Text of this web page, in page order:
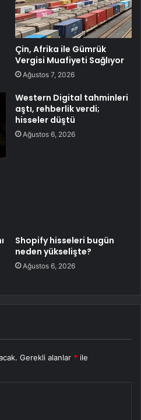
Çin, Afrika ile Gümrük
Vergisi Muafiyeti Sağlıyor
Ağustos 7, 2026
Western Digital tahminleri
aştı, rehberlik verdi;
hisseler düştü
Ağustos 6, 2026
Shopify hisseleri bugün
neden yükselişte?
Ağustos 6, 2026
Gerekli alanlar * ile